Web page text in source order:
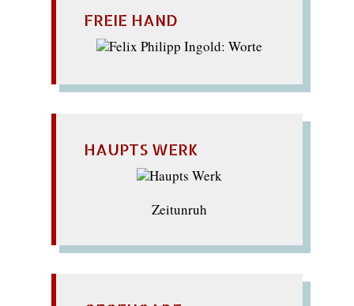
FREIE HAND
HAUPTS WERK
Zeitunruh